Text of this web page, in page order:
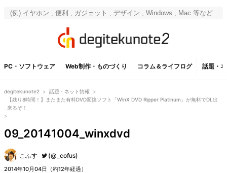
PC・ソフトウェア Web制作・ものづくり コラム＆ライフログ 話題・
degitekunote2 > 話題・ネット情報
>
【残り8時間！】またまた有料DVD変換ソフト「WinX DVD Ripper Platinum」が無料でDL出
来るぞ！
>
09_20141004_winxdvd
こふす (@_cofus)
2014年10月04日（約12年経過）